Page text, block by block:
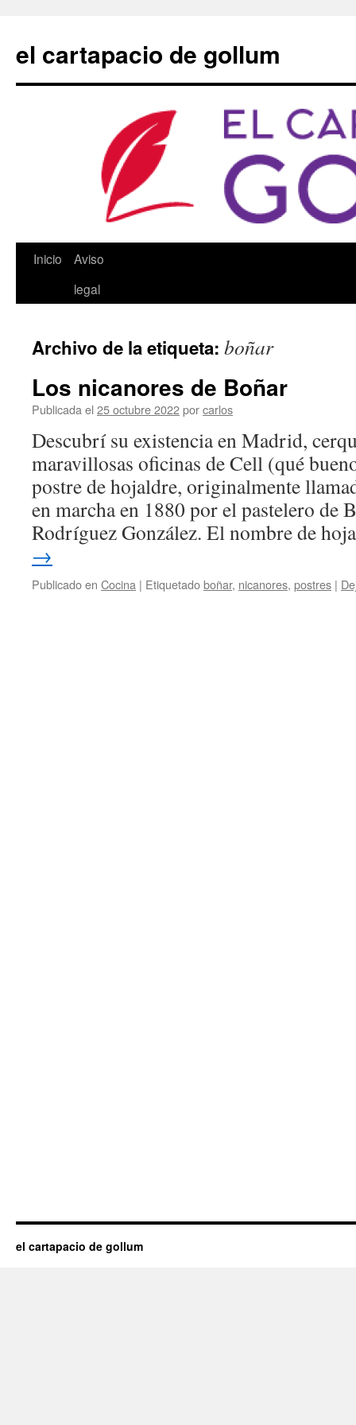
contenido
el cartapacio de gollum
Inicio
Aviso
legal
Archivo de la etiqueta: boñar
Los nicanores de Boñar
Publicada el 25 octubre 2022porcarlos
Descubrí su existencia en Madrid,
maravillosas oficinas de Cell (qué
postre de hojaldre, originalmente
en marcha en 1880 por el pastelero de
Rodríguez González. El nombre de
→
Publicado en Cocina | Etiquetadoboñar, nicanores, postres |
el cartapacio de gollum